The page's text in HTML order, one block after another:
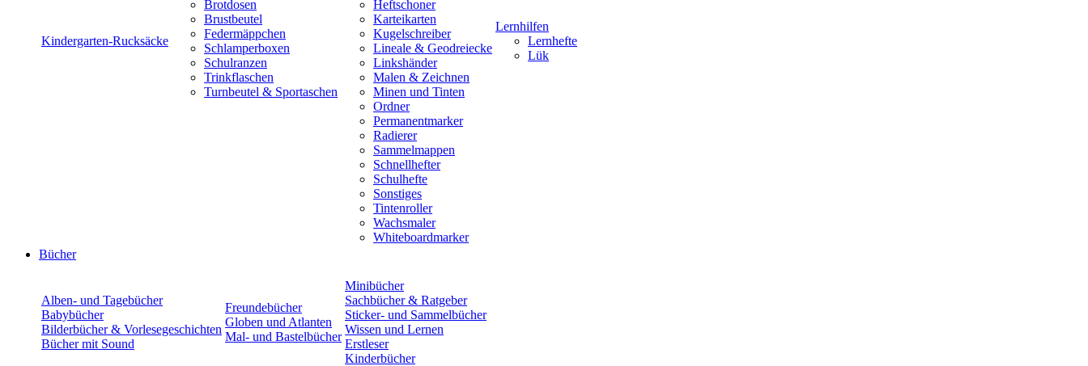
Kindergarten-Rucksäcke
Brotdosen
Brustbeutel
Federmäppchen
Schlamperboxen
Schulranzen
Trinkflaschen
Turnbeutel & Sportaschen
Heftschoner
Karteikarten
Kugelschreiber
Lineale & Geodreiecke
Linkshänder
Malen & Zeichnen
Minen und Tinten
Ordner
Permanentmarker
Radierer
Sammelmappen
Schnellhefter
Schulhefte
Sonstiges
Tintenroller
Wachsmaler
Whiteboardmarker
Lernhilfen
Lernhefte
Lük
Bücher
Alben- und Tagebücher
Babybücher
Bilderbücher & Vorlesegeschichten
Bücher mit Sound
Freundebücher
Globen und Atlanten
Mal- und Bastelbücher
Minibücher
Sachbücher & Ratgeber
Sticker- und Sammelbücher
Wissen und Lernen
Erstleser
Kinderbücher